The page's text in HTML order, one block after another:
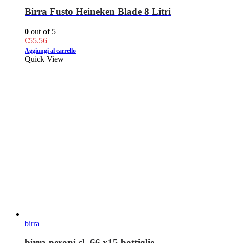
Birra Fusto Heineken Blade 8 Litri
0 out of 5
€55.56
Aggiungi al carrello
Quick View
birra